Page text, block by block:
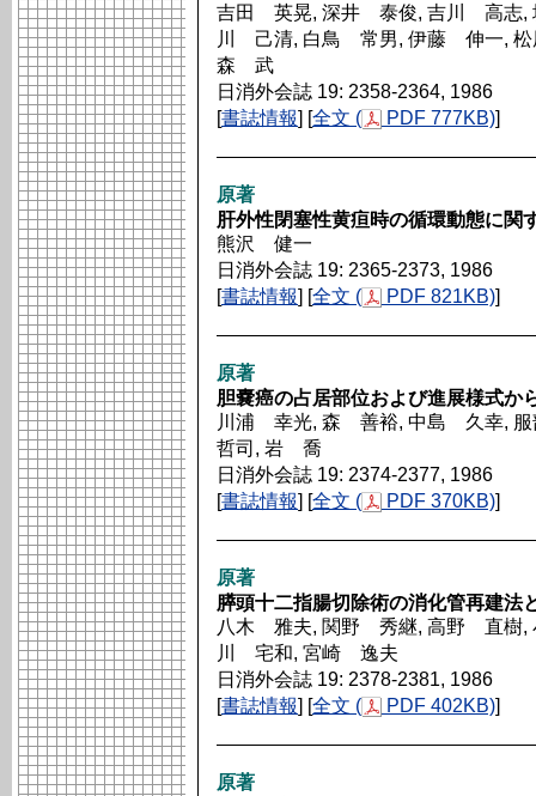
吉田 英晃, 深井 泰俊, 吉川 高志
川 己清, 白鳥 常男, 伊藤 伸一,
森 武
日消外会誌 19: 2358-2364, 1986
[書誌情報] [全文 ( PDF 777KB)]
原著
肝外性閉塞性黄疸時の循環動態に関
熊沢 健一
日消外会誌 19: 2365-2373, 1986
[書誌情報] [全文 ( PDF 821KB)]
原著
胆嚢癌の占居部位および進展様式か
川浦 幸光, 森 善裕, 中島 久幸,
哲司, 岩 喬
日消外会誌 19: 2374-2377, 1986
[書誌情報] [全文 ( PDF 370KB)]
原著
膵頭十二指腸切除術の消化管再建法
八木 雅夫, 関野 秀継, 高野 直樹
川 宅和, 宮崎 逸夫
日消外会誌 19: 2378-2381, 1986
[書誌情報] [全文 ( PDF 402KB)]
原著